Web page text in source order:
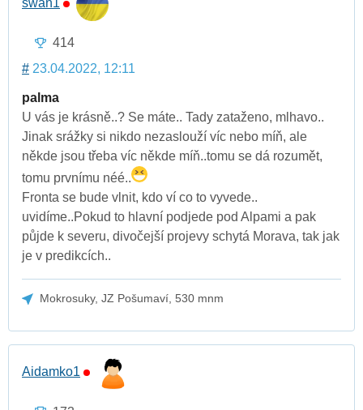
414
# 23.04.2022, 12:11
palma
U vás je krásně..? Se máte.. Tady zataženo, mlhavo..
Jinak srážky si nikdo nezaslouží víc nebo míň, ale
někde jsou třeba víc někde míň..tomu se dá rozumět,
tomu prvnímu néé..
Fronta se bude vlnit, kdo ví co to vyvede..
uvidíme..Pokud to hlavní podjede pod Alpami a pak
půjde k severu, divočejší projevy schytá Morava, tak jak
je v predikcích..
Mokrosuky, JZ Pošumaví, 530 mnm
Aidamko1